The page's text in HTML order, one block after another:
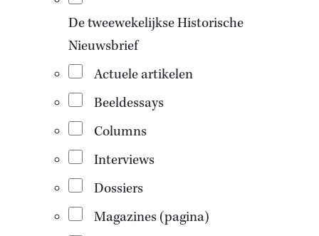
De tweewekelijkse Historische
Nieuwsbrief
Actuele artikelen
Beeldessays
Columns
Interviews
Dossiers
Magazines (pagina)